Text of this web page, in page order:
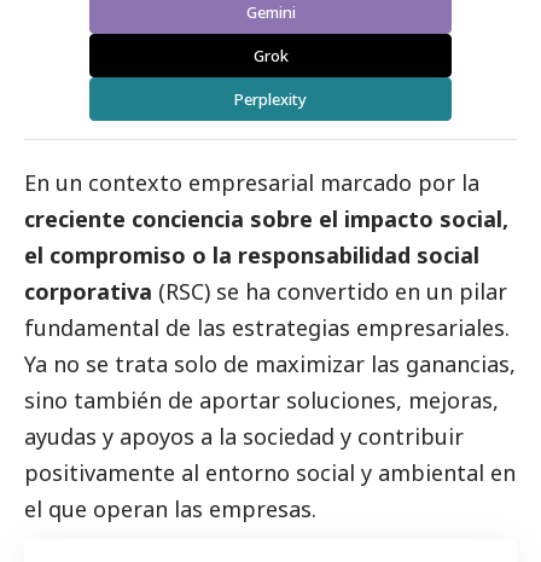
Gemini
Grok
Perplexity
En un contexto empresarial marcado por la
creciente conciencia sobre el impacto social,
el compromiso o la responsabilidad social
corporativa (RSC) se ha convertido en un pilar
fundamental de las estrategias empresariales.
Ya no se trata solo de maximizar las ganancias,
sino también de aportar soluciones, mejoras,
ayudas y apoyos a la sociedad y contribuir
positivamente al entorno social y ambiental en
el que operan las empresas.